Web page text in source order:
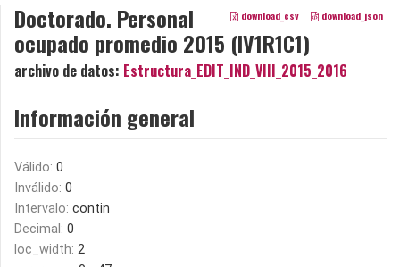
download_csv download_json
Doctorado. Personal
ocupado promedio 2015 (IV1R1C1)
archivo de datos: Estructura_EDIT_IND_VIII_2015_2016
Información general
Válido: 0
Inválido: 0
Intervalo: contin
Decimal: 0
loc_width: 2